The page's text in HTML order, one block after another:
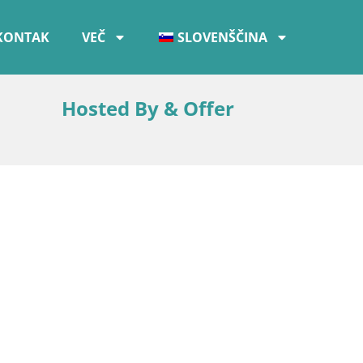
VEČ SLOVENŠČINA
Hosted By & Offer